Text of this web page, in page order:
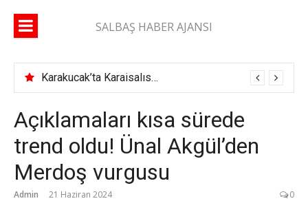
SALBAŞ HABER AJANSI
Karakucak’ta Karaisalıspor fırtınası
Açıklamaları kısa sürede
trend oldu! Ünal Akgül’den
Merdoş vurgusu
Admin 21 Haziran 2024 0